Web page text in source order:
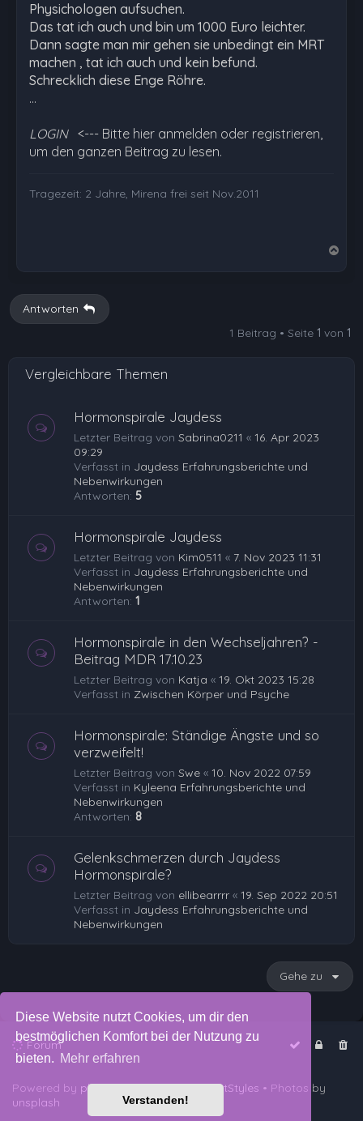
Diese Website nutzt Cookies, um dir den
bestmöglichen Komfort bei der Nutzung zu
bieten. Mehr erfahren
Verstanden!
Physichologen aufsuchen.
Das tat ich auch und bin um 1000 Euro leichter.
Dann sagte man mir gehen sie unbedingt ein MRT
machen , tat ich auch und kein befund.
Schrecklich diese Enge Röhre.
…
LOGIN <--- Bitte hier anmelden oder registrieren,
um den ganzen Beitrag zu lesen.
Tragezeit: 2 Jahre, Mirena frei seit Nov.2011
b
Antworten
1 Beitrag • Seite 1 von 1
Vergleichbare Themen
Hormonspirale Jaydess
Letzter Beitrag von Sabrina0211 « 16. Apr 2023
09:29
Verfasst in Jaydess Erfahrungsberichte und
Nebenwirkungen
Antworten: 5
Hormonspirale Jaydess
Letzter Beitrag von Kim0511 « 7. Nov 2023 11:31
Verfasst in Jaydess Erfahrungsberichte und
Nebenwirkungen
Antworten: 1
Hormonspirale in den Wechseljahren? -
Beitrag MDR 17.10.23
Letzter Beitrag von Katja « 19. Okt 2023 15:28
Verfasst in Zwischen Körper und Psyche
Hormonspirale: Ständige Ängste und so
verzweifelt!
Letzter Beitrag von Swe « 10. Nov 2022 07:59
Verfasst in Kyleena Erfahrungsberichte und
Nebenwirkungen
Antworten: 8
Gelenkschmerzen durch Jaydess
Hormonspirale?
Letzter Beitrag von ellibearrrr « 19. Sep 2022 20:51
Verfasst in Jaydess Erfahrungsberichte und
Nebenwirkungen
Gehe zu
Forum
Powered by phpBB™• Design byPlanetStyles • Photos by
unsplash